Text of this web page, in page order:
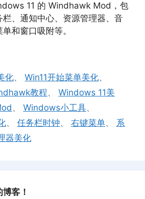
11 的 Windhawk Mod，包
、通知中心、资源管理器、音
和窗口吸附等。
化、Win11开始菜单美化、
教程、 Windows 11美
、 Windows小工具、
、 任务栏时钟、 右键菜单、 系
器美化
客！